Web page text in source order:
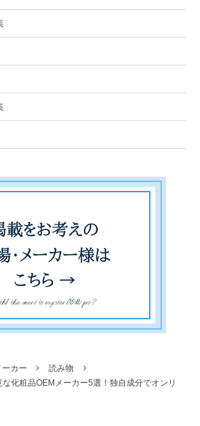
カー
読み物
化粧品OEMメーカー5選！独自成分でオンリ